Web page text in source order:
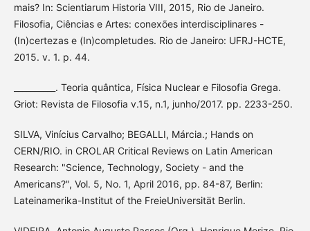
mais? In: Scientiarum Historia VIII, 2015, Rio de Janeiro.
Filosofia, Ciências e Artes: conexões interdisciplinares -
(In)certezas e (In)completudes. Rio de Janeiro: UFRJ-HCTE,
2015. v. 1. p. 44.
__________. Teoria quântica, Física Nuclear e Filosofia Grega.
Griot: Revista de Filosofia v.15, n.1, junho/2017. pp. 2233-250.
SILVA, Vinícius Carvalho; BEGALLI, Márcia.; Hands on
CERN/RIO. in CROLAR Critical Reviews on Latin American
Research: "Science, Technology, Society - and the
Americans?", Vol. 5, No. 1, April 2016, pp. 84-87, Berlin:
Lateinamerika-Institut of the FreieUniversität Berlin.